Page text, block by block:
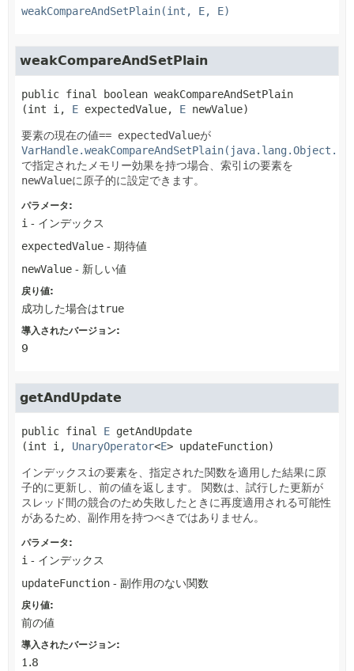
weakCompareAndSetPlain(int, E, E)
weakCompareAndSetPlain
public final boolean weakCompareAndSetPlain
(int i, E expectedValue, E newValue)
要素の現在の値== expectedValueが
で指定されたメモリー効果を持つ場合、索引 iの要素を
newValueに原子的に設定できます。
パラメータ:
i - インデックス
expectedValue - 期待値
newValue - 新しい値
戻り値:
成功した場合はtrue
導入されたバージョン:
9
getAndUpdate
public final E getAndUpdate
(int i, UnaryOperator<E> updateFunction)
インデックスiの要素を、指定された関数を適用した結果に原
子的に更新し、前の値を返します。
関数は、試行した更新が
スレッド間の競合のため失敗したときに再度適用される可能性
があるため、副作用を持つべきではありません。
パラメータ:
i - インデックス
updateFunction - 副作用のない関数
戻り値:
前の値
導入されたバージョン:
1.8